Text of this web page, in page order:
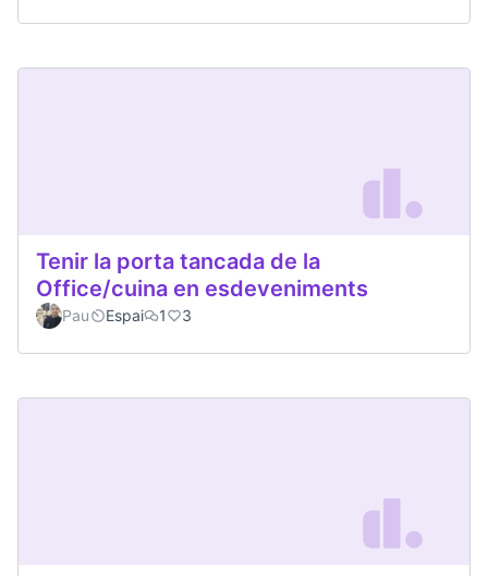
Tenir la porta tancada de la
Office/cuina en esdeveniments
Pau Espai 1 3